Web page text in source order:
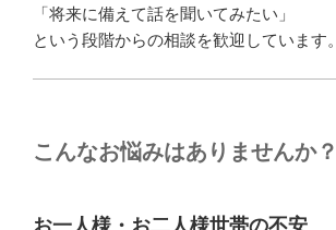
「将来に備えて話を聞いてみたい」
という段階からの相談を歓迎しています。
こんなお悩みはありませんか？